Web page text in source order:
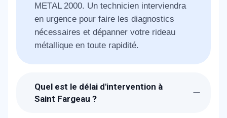
METAL 2000. Un technicien interviendra
en urgence pour faire les diagnostics
nécessaires et dépanner votre rideau
métallique en toute rapidité.
Quel est le délai d'intervention à
Saint Fargeau ?